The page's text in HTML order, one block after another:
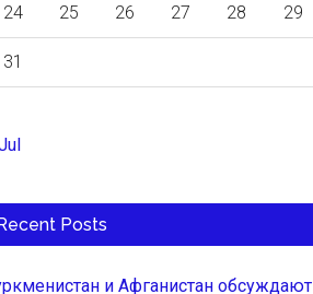
24 25 26 27 28 29
31
Posts
и Афганистан обсуждают